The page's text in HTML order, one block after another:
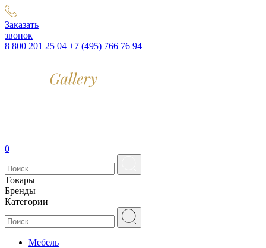
Заказать
звонок
8 800 201 25 04 +7 (495) 766 76 94
0
Товары
Бренды
Категории
Мебель